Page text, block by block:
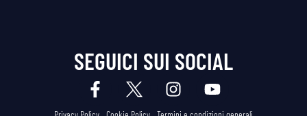
SEGUICI SUI SOCIAL